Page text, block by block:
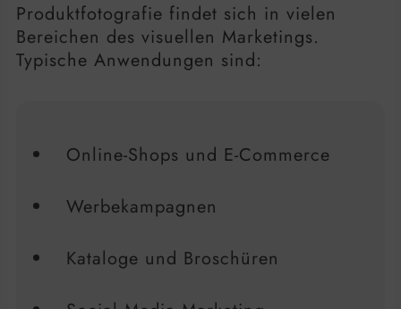
Produktfotografie findet sich in vielen
Bereichen des visuellen Marketings.
Typische Anwendungen sind:
Online-Shops und E-Commerce
Werbekampagnen
Kataloge und Broschüren